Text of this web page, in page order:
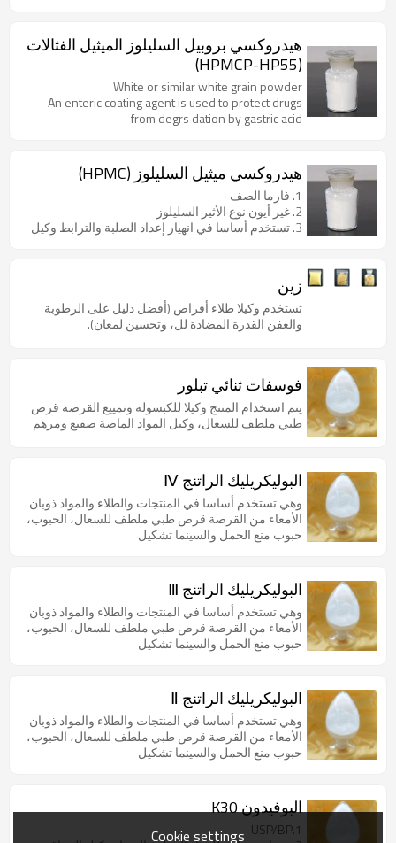
هيدروكسي بروبيل السليلوز الميثيل الفثالات
(HPMCP-HP55)
White or similar white grain powder
An enteric coating agent is used to protect drugs
from degrs dation by gastric acid
هيدروكسي ميثيل السليلوز (HPMC)
1. فارما الصف
2. غير أيون نوع الأثير السليلوز
3. تستخدم أساسا في انهيار إعداد الصلبة والترابط وكيل
زين
تستخدم وكيلا طلاء أقراص (أفضل دليل على الرطوبة
والعفن القدرة المضادة لل، وتحسين لمعان).
فوسفات ثنائي تبلور
يتم استخدام المنتج وكيلا للكبسولة وتمييع القرصة قرص
طبي ملطف للسعال، وكيل المواد الماصة صقيع ومرهم
البوليكريليك الراتنج Ⅳ
وهي تستخدم أساسا في المنتجات والطلاء والمواد ذوبان
الأمعاء من القرصة قرص طبي ملطف للسعال، الحبوب،
حبوب منع الحمل والسينما تشكيل
البوليكريليك الراتنج Ⅲ
وهي تستخدم أساسا في المنتجات والطلاء والمواد ذوبان
الأمعاء من القرصة قرص طبي ملطف للسعال، الحبوب،
حبوب منع الحمل والسينما تشكيل
البوليكريليك الراتنج Ⅱ
وهي تستخدم أساسا في المنتجات والطلاء والمواد ذوبان
الأمعاء من القرصة قرص طبي ملطف للسعال، الحبوب،
حبوب منع الحمل والسينما تشكيل
البوفيدون K30
1.USP/BP
Cookie settings